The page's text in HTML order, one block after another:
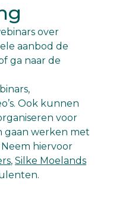
over
aanbod de
ga naar de
Ook kunnen
voor
gaan werken met
hiervoor
, Silke Moelands